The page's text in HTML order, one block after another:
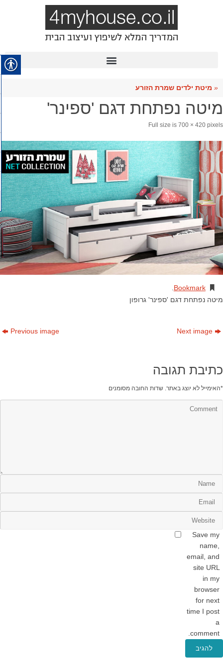
« מיטת ילדים שמרת הזורע
מיטה נפתחת דגם 'ספינר'
Full size is 700 × 420 pixels
Bookmark
.
מיטה נפתחת דגם 'ספינר' גרופון
Previous image Next image
כתיבת תגובה
האימייל לא יוצג באתר. שדות החובה מסומנים *
Save my
name,
email, and
site URL
in my
browser
for next
time I post
a
comment.